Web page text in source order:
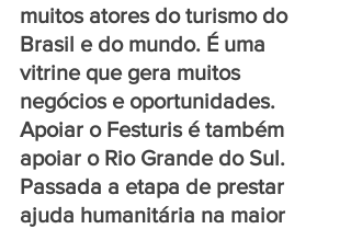
muitos atores do turismo do
Brasil e do mundo. É uma
vitrine que gera muitos
negócios e oportunidades.
Apoiar o Festuris é também
apoiar o Rio Grande do Sul.
Passada a etapa de prestar
ajuda humanitária na maior